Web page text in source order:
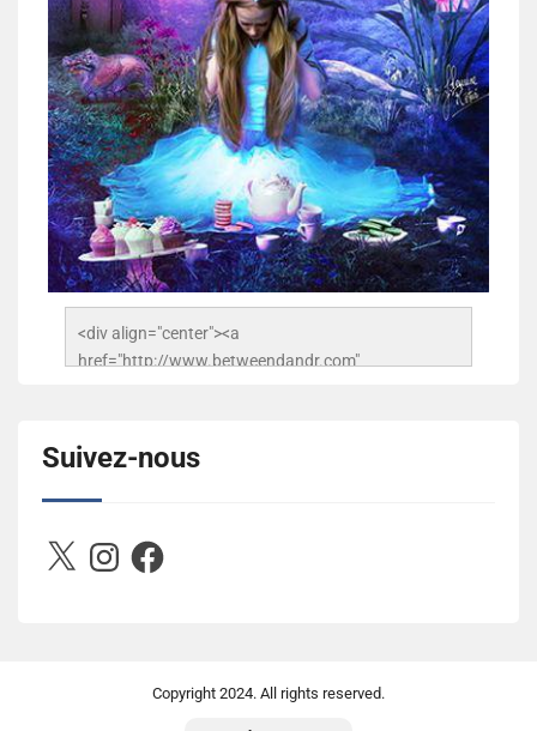
<div align="center"><a
href="http://www.betweendandr.com"
503716673157532-2788222864243652657-n.jpg"
alt="Between D&R" style="border:none;" /></a>
</div>
Suivez-nous
X InstagramFacebook
Copyright 2024. All rights reserved.